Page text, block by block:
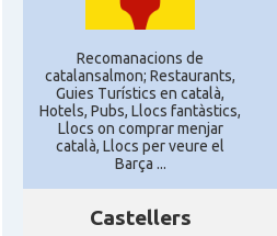
Recomanacions de
catalansalmon; Restaurants,
Guies Turístics en català,
Hotels, Pubs, Llocs fantàstics,
Llocs on comprar menjar
català, Llocs per veure el
Barça ...
Castellers